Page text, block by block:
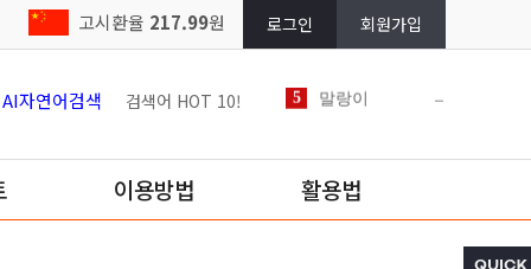
고시환율 217.99원 로그인 회원가입
자연어검색 검색어 HOT 10!
이용방법 활용법